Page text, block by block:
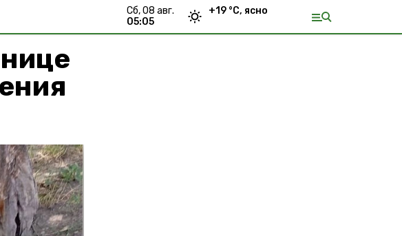
сб, 08 авг.
05:05
+19 °С, ясно